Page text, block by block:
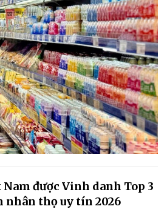
được Vinh danh Top 3
nhân thọ uy tín 2026